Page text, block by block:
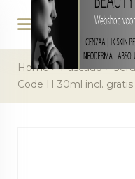
Home>Pascaud>
Code H 30ml incl.